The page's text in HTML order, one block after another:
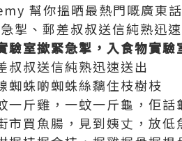
幫你搵晒最熱門嘅廣東話
掣、郵差叔叔送信純熟迅
驗室撳緊急掣，入食物實驗
叔叔送信純熟迅速送出
蜘蛛啲蜘蛛絲黐住枝樹枝
一斤雞，一蚊一斤龜，佢
市買魚腸，見到姨丈，放